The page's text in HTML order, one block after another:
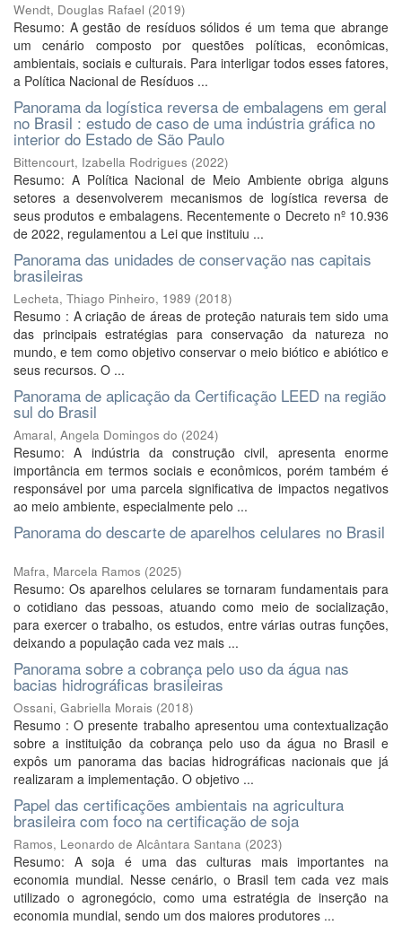
Wendt, Douglas Rafael (2019)
Resumo: A gestão de resíduos sólidos é um tema que abrange
um cenário composto por questões políticas, econômicas,
ambientais, sociais e culturais. Para interligar todos esses fatores,
a Política Nacional de Resíduos ...
Panorama da logística reversa de embalagens em geral
no Brasil : estudo de caso de uma indústria gráfica no
interior do Estado de São Paulo
Bittencourt, Izabella Rodrigues (2022)
Resumo: A Política Nacional de Meio Ambiente obriga alguns
setores a desenvolverem mecanismos de logística reversa de
seus produtos e embalagens. Recentemente o Decreto nº 10.936
de 2022, regulamentou a Lei que instituiu ...
Panorama das unidades de conservação nas capitais
brasileiras
Lecheta, Thiago Pinheiro, 1989 (2018)
Resumo : A criação de áreas de proteção naturais tem sido uma
das principais estratégias para conservação da natureza no
mundo, e tem como objetivo conservar o meio biótico e abiótico e
seus recursos. O ...
Panorama de aplicação da Certificação LEED na região
sul do Brasil
Amaral, Angela Domingos do (2024)
Resumo: A indústria da construção civil, apresenta enorme
importância em termos sociais e econômicos, porém também é
responsável por uma parcela significativa de impactos negativos
ao meio ambiente, especialmente pelo ...
Panorama do descarte de aparelhos celulares no Brasil
Mafra, Marcela Ramos (2025)
Resumo: Os aparelhos celulares se tornaram fundamentais para
o cotidiano das pessoas, atuando como meio de socialização,
para exercer o trabalho, os estudos, entre várias outras funções,
deixando a população cada vez mais ...
Panorama sobre a cobrança pelo uso da água nas
bacias hidrográficas brasileiras
Ossani, Gabriella Morais (2018)
Resumo : O presente trabalho apresentou uma contextualização
sobre a instituição da cobrança pelo uso da água no Brasil e
expôs um panorama das bacias hidrográficas nacionais que já
realizaram a implementação. O objetivo ...
Papel das certificações ambientais na agricultura
brasileira com foco na certificação de soja
Ramos, Leonardo de Alcântara Santana (2023)
Resumo: A soja é uma das culturas mais importantes na
economia mundial. Nesse cenário, o Brasil tem cada vez mais
utilizado o agronegócio, como uma estratégia de inserção na
economia mundial, sendo um dos maiores produtores ...